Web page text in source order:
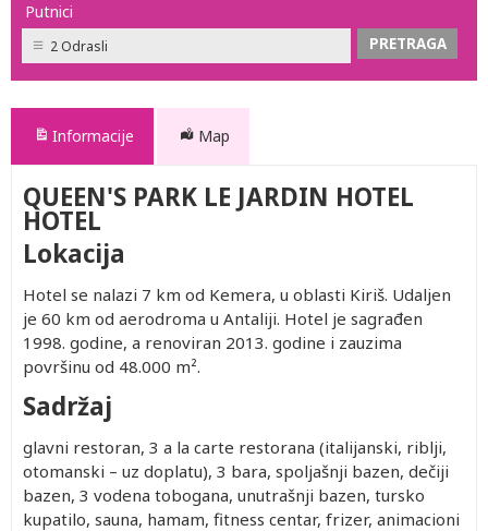
Putnici
2 Odrasli
Informacije Map
QUEEN'S PARK LE JARDIN HOTEL
HOTEL
Lokacija
Hotel se nalazi 7 km od Kemera, u oblasti Kiriš. Udaljen
je 60 km od aerodroma u Antaliji. Hotel je sagrađen
1998. godine, a renoviran 2013. godine i zauzima
površinu od 48.000 m².
Sadržaj
glavni restoran, 3 a la carte restorana (italijanski, riblji,
otomanski – uz doplatu), 3 bara, spoljašnji bazen, dečiji
bazen, 3 vodena tobogana, unutrašnji bazen, tursko
kupatilo, sauna, hamam, fitness centar, frizer, animacioni